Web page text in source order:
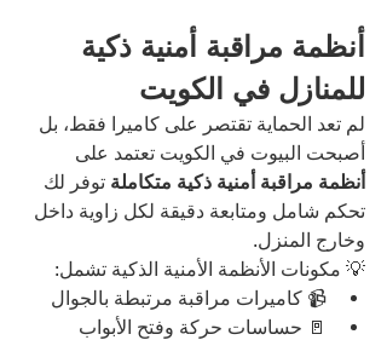
أنظمة مراقبة أمنية ذكية
للمنازل في الكويت
لم تعد الحماية تقتصر على كاميرا فقط، بل
أصبحت البيوت في الكويت تعتمد على
أنظمة مراقبة أمنية ذكية متكاملة توفر لك
تحكم شامل ومتابعة دقيقة لكل زاوية داخل
وخارج المنزل.
💡 مكونات الأنظمة الأمنية الذكية تشمل:
📹 كاميرات مراقبة مرتبطة بالجوال
🚪 حساسات حركة وفتح الأبواب